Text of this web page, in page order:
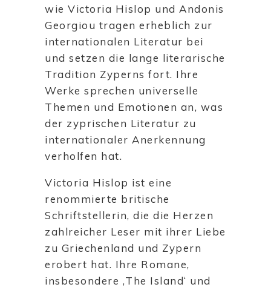
wie Victoria Hislop und Andonis
Georgiou tragen erheblich zur
internationalen Literatur bei
und setzen die lange literarische
Tradition Zyperns fort. Ihre
Werke sprechen universelle
Themen und Emotionen an, was
der zyprischen Literatur zu
internationaler Anerkennung
verholfen hat.
Victoria Hislop ist eine
renommierte britische
Schriftstellerin, die die Herzen
zahlreicher Leser mit ihrer Liebe
zu Griechenland und Zypern
erobert hat. Ihre Romane,
insbesondere ‚The Island‘ und